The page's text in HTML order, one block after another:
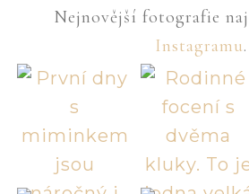
Nejnovější fotografie
Instagramu.